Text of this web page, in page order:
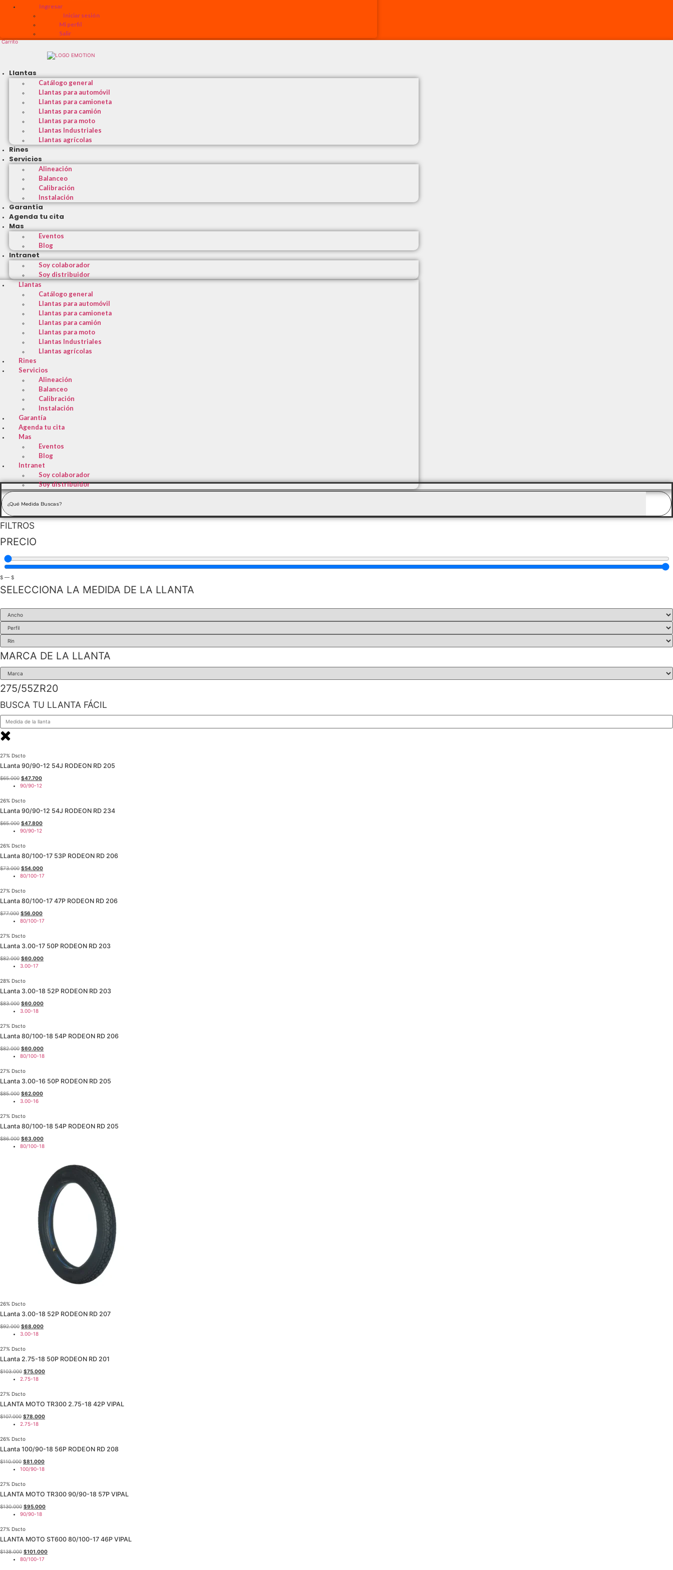
Ingresar
Iniciar sesión
Mi perfil
Salir
Carrito
Llantas
Catálogo general
Llantas para automóvil
Llantas para camioneta
Llantas para camión
Llantas para moto
Llantas Industriales
Llantas agrícolas
Rines
Servicios
Alineación
Balanceo
Calibración
Instalación
Garantía
Agenda tu cita
Mas
Eventos
Blog
Intranet
Soy colaborador
Soy distribuidor
Llantas
Catálogo general
Llantas para automóvil
Llantas para camioneta
Llantas para camión
Llantas para moto
Llantas Industriales
Llantas agrícolas
Rines
Servicios
Alineación
Balanceo
Calibración
Instalación
Garantía
Agenda tu cita
Mas
Eventos
Blog
Intranet
Soy colaborador
Soy distribuidor
FILTROS
PRECIO
$ — $
SELECCIONA LA MEDIDA DE LA LLANTA
MARCA DE LA LLANTA
275/55ZR20
BUSCA TU LLANTA FÁCIL
27% Dscto
LLanta 90/90-12 54J RODEON RD 205
$65.000 El
precio
era:
$65.000.
$47.700El
precio
$47.700.
90/90-12
26% Dscto
LLanta 90/90-12 54J RODEON RD 234
$65.000 El
precio
era:
$65.000.
$47.800El
$47.800.
90/90-12
26% Dscto
LLanta 80/100-17 53P RODEON RD 206
$73.000 El
precio
era:
$73.000.
$54.000El
precio
$54.000.
80/100-17
27% Dscto
LLanta 80/100-17 47P RODEON RD 206
$77.000 El
precio
era:
$77.000.
$56.000El
precio
$56.000.
80/100-17
27% Dscto
LLanta 3.00-17 50P RODEON RD 203
$82.000 El
precio
era:
$82.000.
$60.000El
$60.000.
3.00-17
28% Dscto
LLanta 3.00-18 52P RODEON RD 203
$83.000 El
precio
era:
$83.000.
$60.000El
$60.000.
3.00-18
27% Dscto
LLanta 80/100-18 54P RODEON RD 206
$82.000 El
precio
era:
$82.000.
$60.000El
precio
$60.000.
80/100-18
27% Dscto
LLanta 3.00-16 50P RODEON RD 205
$85.000 El
precio
era:
$85.000.
$62.000El
$62.000.
3.00-16
27% Dscto
LLanta 80/100-18 54P RODEON RD 205
$86.000 El
precio
$63.000El
precio
$63.000.
80/100-18
26% Dscto
LLanta 3.00-18 52P RODEON RD 207
$92.000 El
precio
era:
$92.000.
$68.000El
$68.000.
3.00-18
27% Dscto
LLanta 2.75-18 50P RODEON RD 201
$103.000 El
precio
era:
$103.000.
$75.000El
$75.000.
2.75-18
27% Dscto
LLANTA MOTO TR300 2.75-18 42P VIPAL
$107.000 El
precio
era:
$107.000.
$78.000El
$78.000.
2.75-18
26% Dscto
LLanta 100/90-18 56P RODEON RD 208
$110.000 El
precio
era:
$110.000.
$81.000El
precio
$81.000.
100/90-18
27% Dscto
LLANTA MOTO TR300 90/90-18 57P VIPAL
$130.000 El
precio
era:
$130.000.
$95.000El
$95.000.
90/90-18
27% Dscto
LLANTA MOTO ST600 80/100-17 46P VIPAL
$138.000 El
precio
$101.000El
80/100-17